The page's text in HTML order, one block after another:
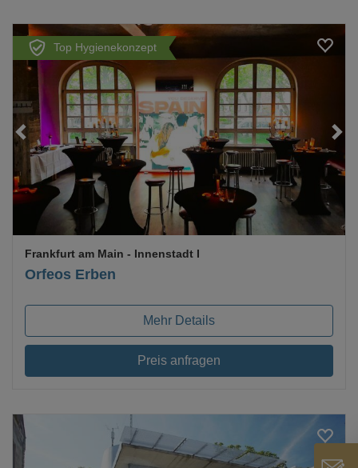
Top Hygienekonzept
Loading...
Orfeos Erben
Frankfurt am Main - Innenstadt I
Mehr Details
Preis anfragen